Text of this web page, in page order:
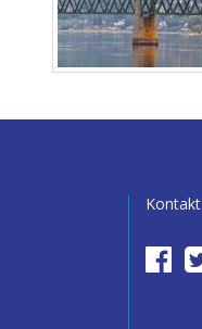
Kontakt